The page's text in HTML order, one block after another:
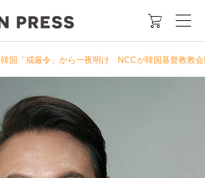

韓国「戒厳令」から一夜明け NCCが韓国基督教教